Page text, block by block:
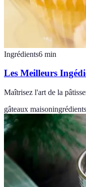
Ingrédients6 min
Les Meilleurs
Maîtrisez l'art de la
gâteaux maison